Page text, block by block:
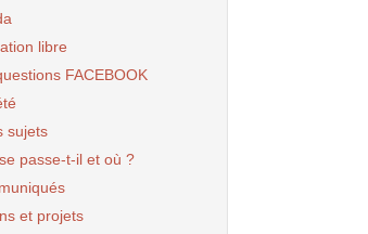
libre
FACEBOOK
sujets
passe-t-il et où ?
et projets